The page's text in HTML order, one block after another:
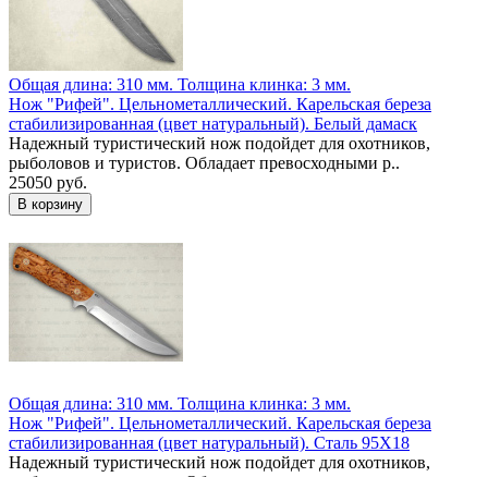
Общая длина: 310 мм. Толщина клинка: 3 мм.
Нож "Рифей". Цельнометаллический. Карельская береза
стабилизированная (цвет натуральный). Белый дамаск
Надежный туристический нож подойдет для охотников,
рыболовов и туристов. Обладает превосходными р..
25050 руб.
Общая длина: 310 мм. Толщина клинка: 3 мм.
Нож "Рифей". Цельнометаллический. Карельская береза
стабилизированная (цвет натуральный). Сталь 95Х18
Надежный туристический нож подойдет для охотников,